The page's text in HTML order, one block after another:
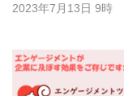
2023年7月13日 9時